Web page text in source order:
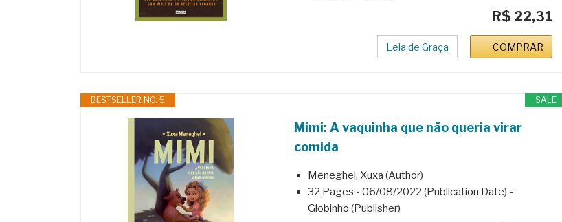
R$ 22,31
Leia de Graça COMPRAR
SALE
BESTSELLER NO. 5
Mimi: A vaquinha que não queria virar
comida
Meneghel, Xuxa (Author)
32 Pages - 06/08/2022 (Publication Date) -
Globinho (Publisher)